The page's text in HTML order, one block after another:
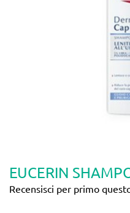
EUCERIN
Recensisci per primo